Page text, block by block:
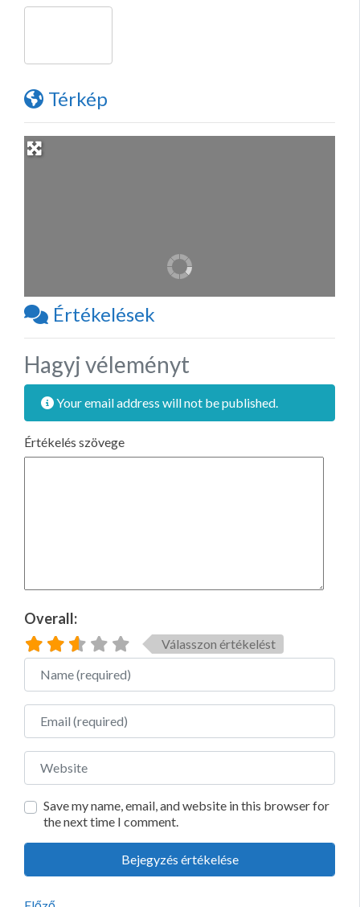
Térkép
Értékelések
Hagyj véleményt
Your email address will not be published.
Értékelés szövege
Overall:
Válasszon értékelést
Name
Email
Website
Save my name, email, and website in this browser for
the next time I comment.